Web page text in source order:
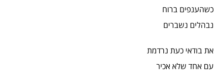
כשהענפים ברוח
נבהלים נשברים
את בודאי כעת נרדמת
עם אחד שלא אכיר